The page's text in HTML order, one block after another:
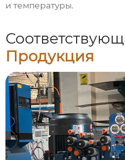
и температуры.
Продукция